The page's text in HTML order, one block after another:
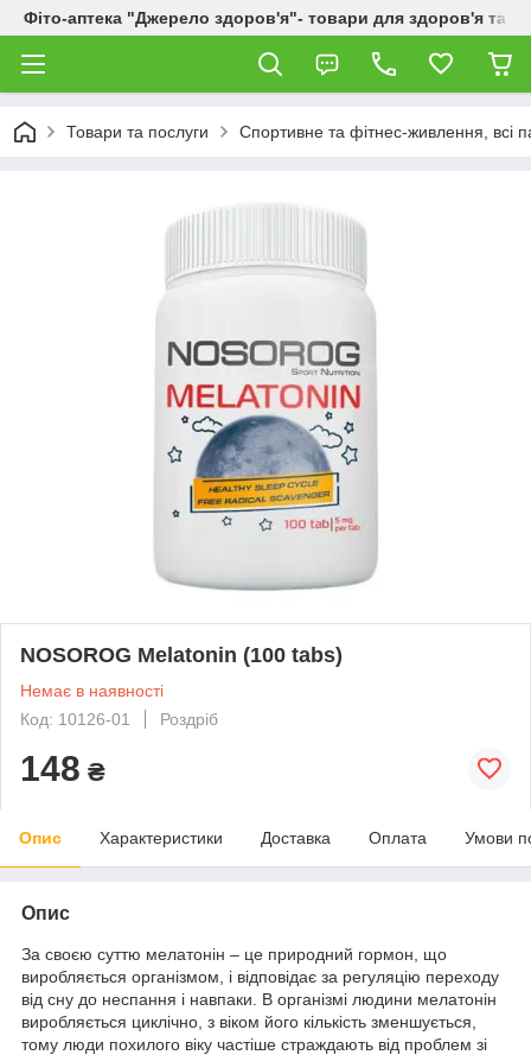
Фіто-аптека "Джерело здоров'я"- товари для здоров'я та
Товари та послуги Спортивне та фітнес-живлення, всі
NOSOROG Melatonin (100 tabs)
Немає в наявності
Код: 10126-01
Роздріб
148 ₴
Опис Характеристики Доставка Оплата Умови
Опис
За своєю суттю мелатонін – це природний гормон, що
виробляється організмом, і відповідає за регуляцію переходу
від сну до неспання і навпаки. В організмі людини мелатонін
виробляється циклічно, з віком його кількість зменшується,
тому люди похилого віку частіше страждають від проблем зі